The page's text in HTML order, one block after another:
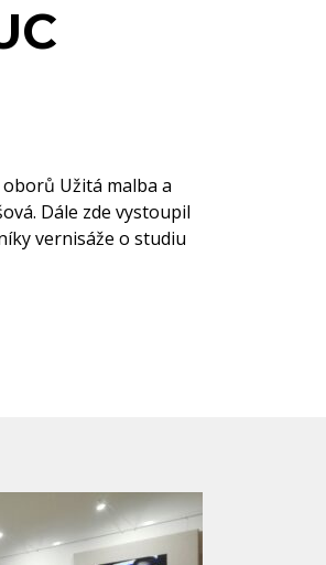
Užitá malba a
Dále zde vystoupil
vernisáže o studiu